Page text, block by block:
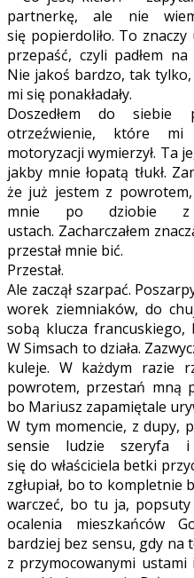
partnerkę, ale nie
się popierdoliło. To
przepaść, czyli padłem
Nie jakoś bardzo, tak tylko,
mi się ponakładały.
Doszedłem do
otrzeźwienie, które
motoryzacji wymierzył. Ta
jakby mnie łopatą tłukł.
że już jestem z
mnie po dziobie z
ustach. Zacharczałem
przestał mnie bić.
Przestał.
Ale zaczął szarpać.
worek ziemniaków, do
sobą klucza francuskiego,
W Simsach to działa.
kuleje. W każdym razie
powrotem, przestań mną
bo Mariusz zapamiętale
W tym momencie, z dupy,
sensie ludzie szeryfa
się do właściciela betki
zgłupiał, bo to kompletnie
warczeć, bo tu ja,
ocalenia mieszkańców
bardziej bez sensu, gdy na
z przymocowanymi ustami